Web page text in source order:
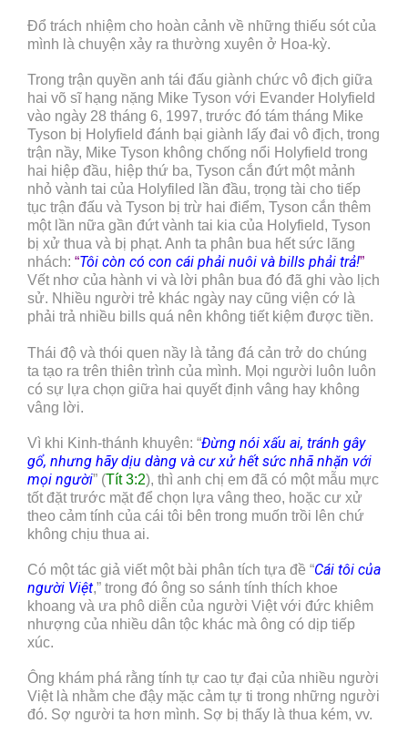
Đổ trách nhiệm cho hoàn cảnh về những thiếu sót của
mình là chuyện xảy ra thường xuyên ở Hoa-kỳ.
Trong trận quyền anh tái đấu giành chức vô địch giữa
hai võ sĩ hạng nặng Mike Tyson với Evander Holyfield
vào ngày 28 tháng 6, 1997, trước đó tám tháng Mike
Tyson bị Holyfield đánh bại giành lấy đai vô địch, trong
trận nầy, Mike Tyson không chống nổi Holyfield trong
hai hiệp đầu, hiệp thứ ba, Tyson cắn đứt một mảnh
nhỏ vành tai của Holyfiled lần đầu, trọng tài cho tiếp
tục trận đấu và Tyson bị trừ hai điểm, Tyson cắn thêm
một lần nữa gần đứt vành tai kia của Holyfield, Tyson
bị xử thua và bị phạt. Anh ta phân bua hết sức lãng
nhách: “Tôi còn có con cái phải nuôi và bills phải trả!”
Vết nhơ của hành vi và lời phân bua đó đã ghi vào lịch
sử. Nhiều người trẻ khác ngày nay cũng viện cớ là
phải trả nhiều bills quá nên không tiết kiệm được tiền.
Thái độ và thói quen nầy là tảng đá cản trở do chúng
ta tạo ra trên thiên trình của mình. Mọi người luôn luôn
có sự lựa chọn giữa hai quyết định vâng hay không
vâng lời.
Vì khi Kinh-thánh khuyên: “Đừng nói xấu ai, tránh gây
gổ, nhưng hãy dịu dàng và cư xử hết sức nhã nhặn với
mọi người” (Tít 3:2), thì anh chị em đã có một mẫu mực
tốt đặt trước mặt để chọn lựa vâng theo, hoặc cư xử
theo cảm tính của cái tôi bên trong muốn trồi lên chứ
không chịu thua ai.
Có một tác giả viết một bài phân tích tựa đề “Cái tôi của
người Việt,” trong đó ông so sánh tính thích khoe
khoang và ưa phô diễn của người Việt với đức khiêm
nhượng của nhiều dân tộc khác mà ông có dịp tiếp
xúc.
Ông khám phá rằng tính tự cao tự đại của nhiều người
Việt là nhằm che đậy mặc cảm tự ti trong những người
đó. Sợ người ta hơn mình. Sợ bị thấy là thua kém, vv.